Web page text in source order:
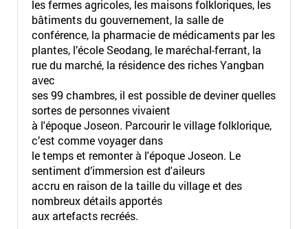
les fermes agricoles, les maisons folkloriques, les
bâtiments du gouvernement, la salle de
conférence, la pharmacie de médicaments par les
plantes, l’école Seodang, le maréchal-ferrant, la
rue du marché, la résidence des riches Yangban
avec
ses 99 chambres, il est possible de deviner quelles
sortes de personnes vivaient
à l'époque Joseon. Parcourir le village folklorique,
c’est comme voyager dans
le temps et remonter à l'époque Joseon. Le
sentiment d’immersion est d'aileurs
accru en raison de la taille du village et des
nombreux détails apportés
aux artefacts recréés.